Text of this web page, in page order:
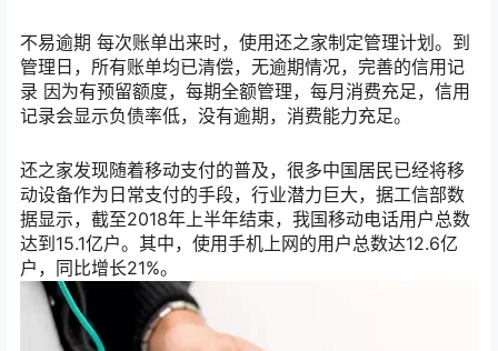
不易逾期 每次账单出来时，使用还之家制定管理计划。到
管理日，所有账单均已清偿，无逾期情况，完善的信用记
录 因为有预留额度，每期全额管理，每月消费充足，信用
记录会显示负债率低，没有逾期，消费能力充足。
还之家发现随着移动支付的普及，很多中国居民已经将移
动设备作为日常支付的手段，行业潜力巨大，据工信部数
据显示，截至2018年上半年结束，我国移动电话用户总数
达到15.1亿户。其中，使用手机上网的用户总数达12.6亿
户，同比增长21%。